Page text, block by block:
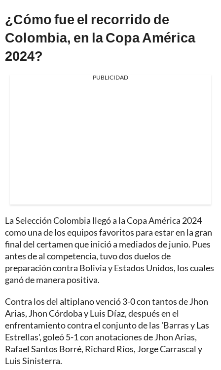
¿Cómo fue el recorrido de
Colombia, en la Copa América
2024?
PUBLICIDAD
La Selección Colombia llegó a la Copa América 2024
como una de los equipos favoritos para estar en la gran
final del certamen que inició a mediados de junio. Pues
antes de al competencia, tuvo dos duelos de
preparación contra Bolivia y Estados Unidos, los cuales
ganó de manera positiva.
Contra los del altiplano venció 3-0 con tantos de Jhon
Arias, Jhon Córdoba y Luis Díaz, después en el
enfrentamiento contra el conjunto de las 'Barras y Las
Estrellas', goleó 5-1 con anotaciones de Jhon Arias,
Rafael Santos Borré, Richard Ríos, Jorge Carrascal y
Luis Sinisterra.